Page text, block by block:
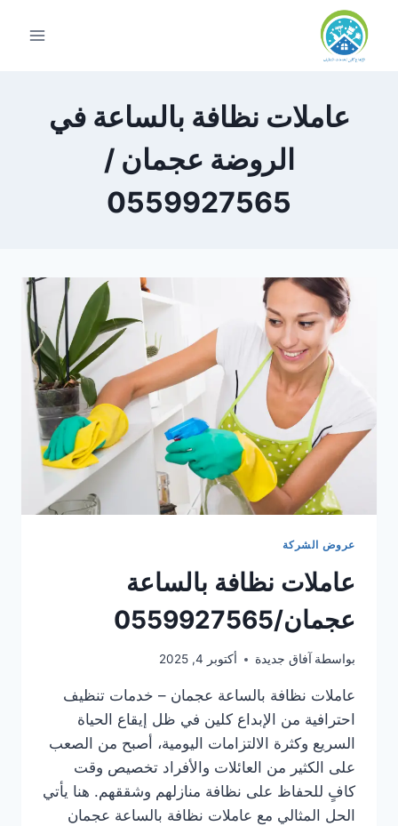
التجاوز
المحتوى
عاملات نظافة بالساعة في
الروضة عجمان /
0559927565
عروض الشركة
عاملات نظافة بالساعة
عجمان/0559927565
بواسطة آفاق جديدة أكتوبر 4, 2025
عاملات نظافة بالساعة عجمان – خدمات تنظيف
احترافية من الإبداع كلين في ظل إيقاع الحياة
السريع وكثرة الالتزامات اليومية، أصبح من الصعب
على الكثير من العائلات والأفراد تخصيص وقت
كافٍ للحفاظ على نظافة منازلهم وشققهم. هنا يأتي
الحل المثالي مع عاملات نظافة بالساعة عجمان